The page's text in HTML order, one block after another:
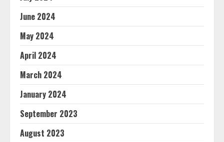
June 2024
May 2024
April 2024
March 2024
January 2024
September 2023
August 2023